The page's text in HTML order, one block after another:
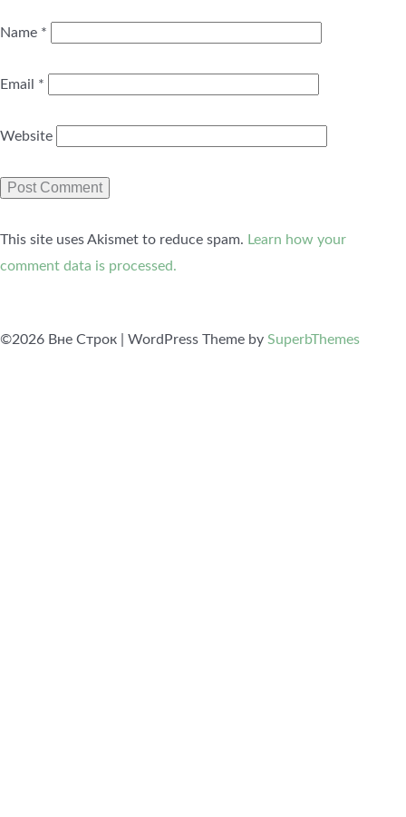
Name *
Email *
Website
This site uses Akismet to reduce spam. Learn how your
comment data is processed.
©2026 Вне Строк | WordPress Theme by SuperbThemes